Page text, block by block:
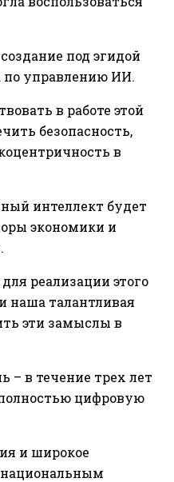
под эгидой
по управлению ИИ.
в работе этой
безопасность,
в
интеллект будет
экономики и
реализации этого
наша талантливая
эти замыслы в
– в течение трех лет
цифровую
и широкое